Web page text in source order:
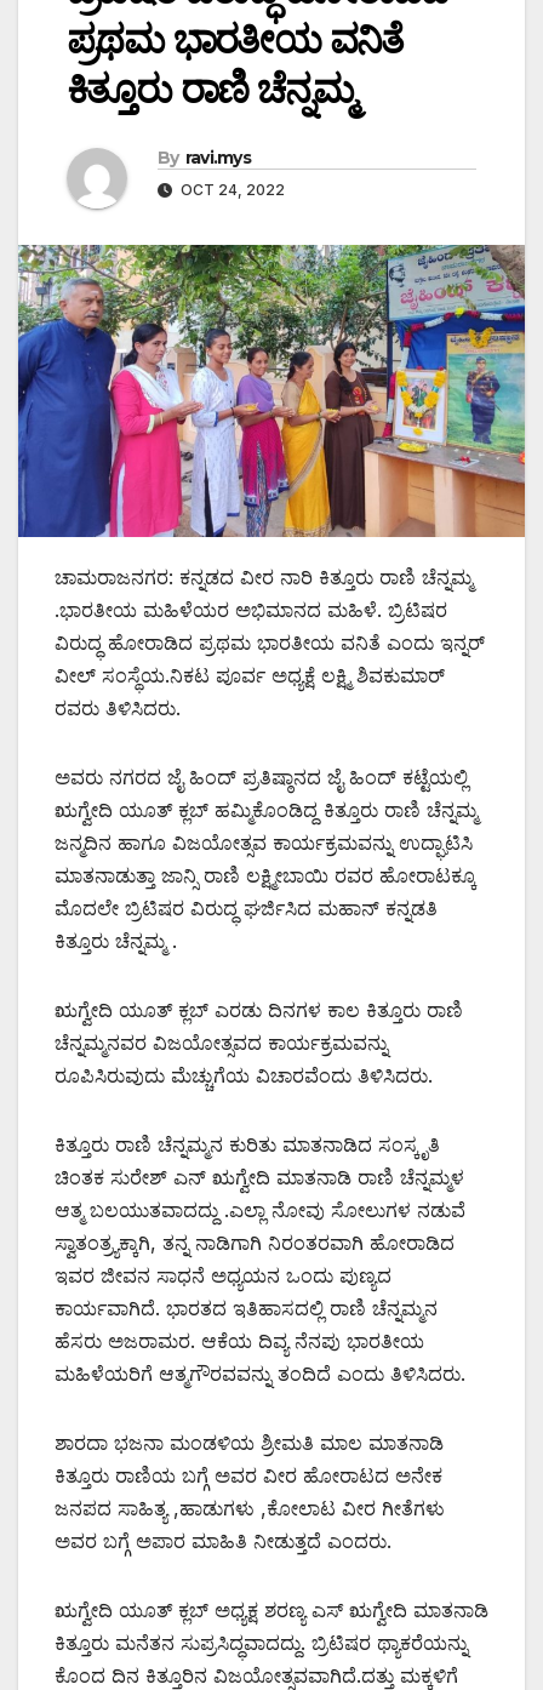
ಪ್ರಥಮ ಭಾರತೀಯ ವನಿತೆ
ಕಿತ್ತೂರು ರಾಣಿ ಚೆನ್ನಮ್ಮ
By ravi.mys
OCT 24, 2022
ಚಾಮರಾಜನಗರ: ಕನ್ನಡದ ವೀರ ನಾರಿ ಕಿತ್ತೂರು ರಾಣಿ ಚೆನ್ನಮ್ಮ
.ಭಾರತೀಯ ಮಹಿಳೆಯರ ಅಭಿಮಾನದ ಮಹಿಳೆ. ಬ್ರಿಟಿಷರ
ವಿರುದ್ಧ ಹೋರಾಡಿದ ಪ್ರಥಮ ಭಾರತೀಯ ವನಿತೆ ಎಂದು ಇನ್ನರ್
ವೀಲ್ ಸಂಸ್ಥೆಯ.ನಿಕಟ ಪೂರ್ವ ಅಧ್ಯಕ್ಷೆ ಲಕ್ಷ್ಮಿ ಶಿವಕುಮಾರ್
ರವರು ತಿಳಿಸಿದರು.
ಅವರು ನಗರದ ಜೈ ಹಿಂದ್ ಪ್ರತಿಷ್ಠಾನದ ಜೈ ಹಿಂದ್ ಕಟ್ಟೆಯಲ್ಲಿ
ಋಗ್ವೇದಿ ಯೂತ್ ಕ್ಲಬ್ ಹಮ್ಮಿಕೊಂಡಿದ್ದ ಕಿತ್ತೂರು ರಾಣಿ ಚೆನ್ನಮ್ಮ
ಜನ್ಮದಿನ ಹಾಗೂ ವಿಜಯೋತ್ಸವ ಕಾರ್ಯಕ್ರಮವನ್ನು ಉದ್ಘಾಟಿಸಿ
ಮಾತನಾಡುತ್ತಾ ಜಾನ್ಸಿ ರಾಣಿ ಲಕ್ಷ್ಮೀಬಾಯಿ ರವರ ಹೋರಾಟಕ್ಕೂ
ಮೊದಲೇ ಬ್ರಿಟಿಷರ ವಿರುದ್ಧ ಘರ್ಜಿಸಿದ ಮಹಾನ್ ಕನ್ನಡತಿ
ಕಿತ್ತೂರು ಚೆನ್ನಮ್ಮ .
ಋಗ್ವೇದಿ ಯೂತ್ ಕ್ಲಬ್ ಎರಡು ದಿನಗಳ ಕಾಲ ಕಿತ್ತೂರು ರಾಣಿ
ಚೆನ್ನಮ್ಮನವರ ವಿಜಯೋತ್ಸವದ ಕಾರ್ಯಕ್ರಮವನ್ನು
ರೂಪಿಸಿರುವುದು ಮೆಚ್ಚುಗೆಯ ವಿಚಾರವೆಂದು ತಿಳಿಸಿದರು.
ಕಿತ್ತೂರು ರಾಣಿ ಚೆನ್ನಮ್ಮನ ಕುರಿತು ಮಾತನಾಡಿದ ಸಂಸ್ಕೃತಿ
ಚಿಂತಕ ಸುರೇಶ್ ಎನ್ ಋಗ್ವೇದಿ ಮಾತನಾಡಿ ರಾಣಿ ಚೆನ್ನಮ್ಮಳ
ಆತ್ಮ ಬಲಯುತವಾದದ್ದು .ಎಲ್ಲಾ ನೋವು ಸೋಲುಗಳ ನಡುವೆ
ಸ್ವಾತಂತ್ರ್ಯಕ್ಕಾಗಿ, ತನ್ನ ನಾಡಿಗಾಗಿ ನಿರಂತರವಾಗಿ ಹೋರಾಡಿದ
ಇವರ ಜೀವನ ಸಾಧನೆ ಅಧ್ಯಯನ ಒಂದು ಪುಣ್ಯದ
ಕಾರ್ಯವಾಗಿದೆ. ಭಾರತದ ಇತಿಹಾಸದಲ್ಲಿ ರಾಣಿ ಚೆನ್ನಮ್ಮನ
ಹೆಸರು ಅಜರಾಮರ. ಆಕೆಯ ದಿವ್ಯ ನೆನಪು ಭಾರತೀಯ
ಮಹಿಳೆಯರಿಗೆ ಆತ್ಮಗೌರವವನ್ನು ತಂದಿದೆ ಎಂದು ತಿಳಿಸಿದರು.
ಶಾರದಾ ಭಜನಾ ಮಂಡಳಿಯ ಶ್ರೀಮತಿ ಮಾಲ ಮಾತನಾಡಿ
ಕಿತ್ತೂರು ರಾಣಿಯ ಬಗ್ಗೆ ಅವರ ವೀರ ಹೋರಾಟದ ಅನೇಕ
ಜನಪದ ಸಾಹಿತ್ಯ ,ಹಾಡುಗಳು ,ಕೋಲಾಟ ವೀರ ಗೀತೆಗಳು
ಅವರ ಬಗ್ಗೆ ಅಪಾರ ಮಾಹಿತಿ ನೀಡುತ್ತದೆ ಎಂದರು.
ಋಗ್ವೇದಿ ಯೂತ್ ಕ್ಲಬ್ ಅಧ್ಯಕ್ಷ ಶರಣ್ಯ ಎಸ್ ಋಗ್ವೇದಿ ಮಾತನಾಡಿ
ಕಿತ್ತೂರು ಮನೆತನ ಸುಪ್ರಸಿದ್ಧವಾದದ್ದು. ಬ್ರಿಟಿಷರ ಥ್ಯಾಕರೆಯನ್ನು
ಕೊಂದ ದಿನ ಕಿತ್ತೂರಿನ ವಿಜಯೋತ್ಸವವಾಗಿದೆ.ದತ್ತು ಮಕ್ಕಳಿಗೆ